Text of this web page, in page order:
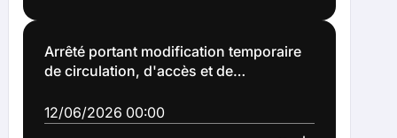
Arrêté portant modification temporaire
de circulation, d'accès et de
l'occasion d'un carnaval et d'un
concert organisés Place Jean Jaurès, le
12/06/2026 00:00